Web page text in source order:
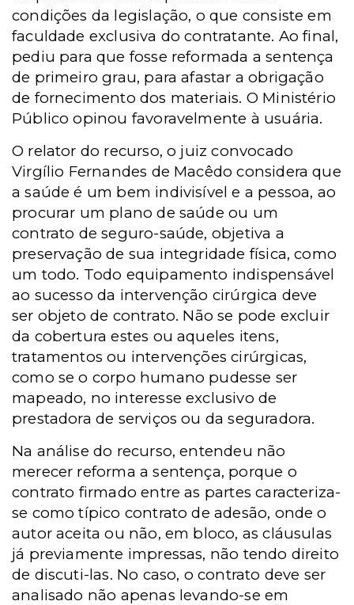
condições da legislação, o que consiste em
faculdade exclusiva do contratante. Ao final,
pediu para que fosse reformada a sentença
de primeiro grau, para afastar a obrigação
de fornecimento dos materiais. O Ministério
Público opinou favoravelmente à usuária.
O relator do recurso, o juiz convocado
Virgílio Fernandes de Macêdo considera que
a saúde é um bem indivisível e a pessoa, ao
procurar um plano de saúde ou um
contrato de seguro-saúde, objetiva a
preservação de sua integridade física, como
um todo. Todo equipamento indispensável
ao sucesso da intervenção cirúrgica deve
ser objeto de contrato. Não se pode excluir
da cobertura estes ou aqueles itens,
tratamentos ou intervenções cirúrgicas,
como se o corpo humano pudesse ser
mapeado, no interesse exclusivo de
prestadora de serviços ou da seguradora.
Na análise do recurso, entendeu não
merecer reforma a sentença, porque o
contrato firmado entre as partes caracteriza-
se como típico contrato de adesão, onde o
autor aceita ou não, em bloco, as cláusulas
já previamente impressas, não tendo direito
de discuti-las. No caso, o contrato deve ser
analisado não apenas levando-se em